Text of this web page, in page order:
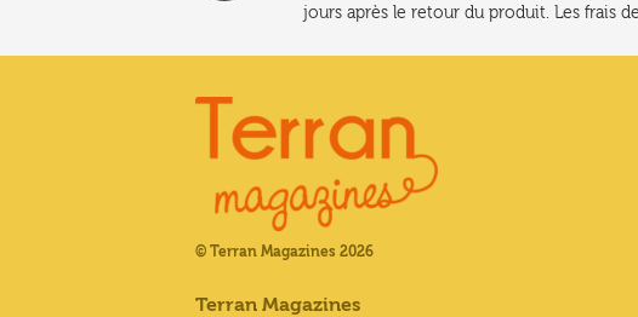
jours après le retour du produit. Les frais
© Terran Magazines 2026
Terran Magazines